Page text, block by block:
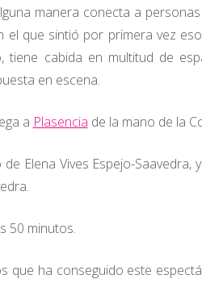
manera conecta a
el que sintió por primera vez
tiene cabida en multitud de
en escena.
a Plasencia de la mano de la
Elena Vives Espejo-
50 minutos.
que ha conseguido este